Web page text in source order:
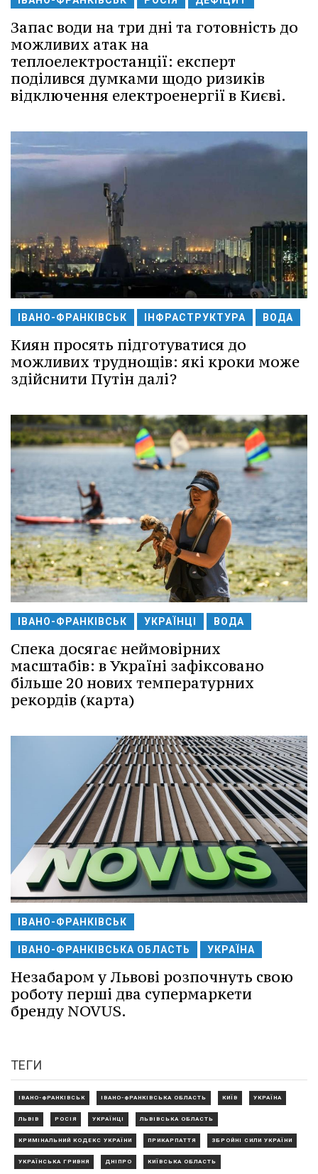
Запас води на три дні та готовність до
можливих атак на
теплоелектростанції: експерт
поділився думками щодо ризиків
відключення електроенергії в Києві.
ІВАНО-ФРАНКІВСЬК ІНФРАСТРУКТУРА ВОДА
Киян просять підготуватися до
можливих труднощів: які кроки може
здійснити Путін далі?
ІВАНО-ФРАНКІВСЬК УКРАЇНЦІ ВОДА
Спека досягає неймовірних
масштабів: в Україні зафіксовано
більше 20 нових температурних
рекордів (карта)
ІВАНО-ФРАНКІВСЬК
ІВАНО-ФРАНКІВСЬКА ОБЛАСТЬ УКРАЇНА
Незабаром у Львові розпочнуть свою
роботу перші два супермаркети
бренду NOVUS.
ТЕГИ
ІВАНО-ФРАНКІВСЬК ІВАНО-ФРАНКІВСЬКА ОБЛАСТЬ КИЇВ УКРАЇНА
ЛЬВІВ РОСІЯ УКРАЇНЦІ ЛЬВІВСЬКА ОБЛАСТЬ
КРИМІНАЛЬНИЙ КОДЕКС УКРАЇНИ ПРИКАРПАТТЯ ЗБРОЙНІ СИЛИ УКРАЇНИ
УКРАЇНСЬКА ГРИВНЯ ДНІПРО КИЇВСЬКА ОБЛАСТЬ